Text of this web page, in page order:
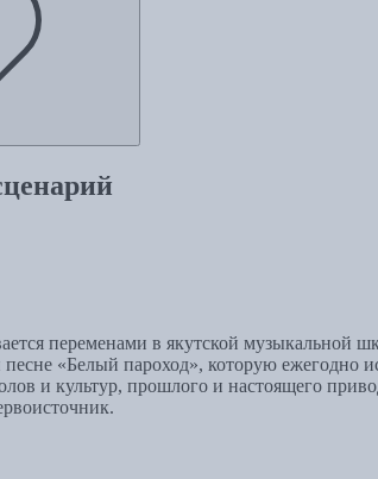
переменами в якутской
«Белый пароход», которую
и культур, прошлого и настоящего